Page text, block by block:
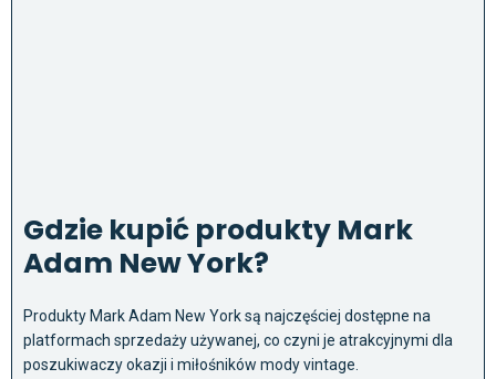
Gdzie kupić produkty Mark
Adam New York?
Produkty Mark Adam New York są najczęściej dostępne na
platformach sprzedaży używanej, co czyni je atrakcyjnymi dla
poszukiwaczy okazji i miłośników mody vintage.